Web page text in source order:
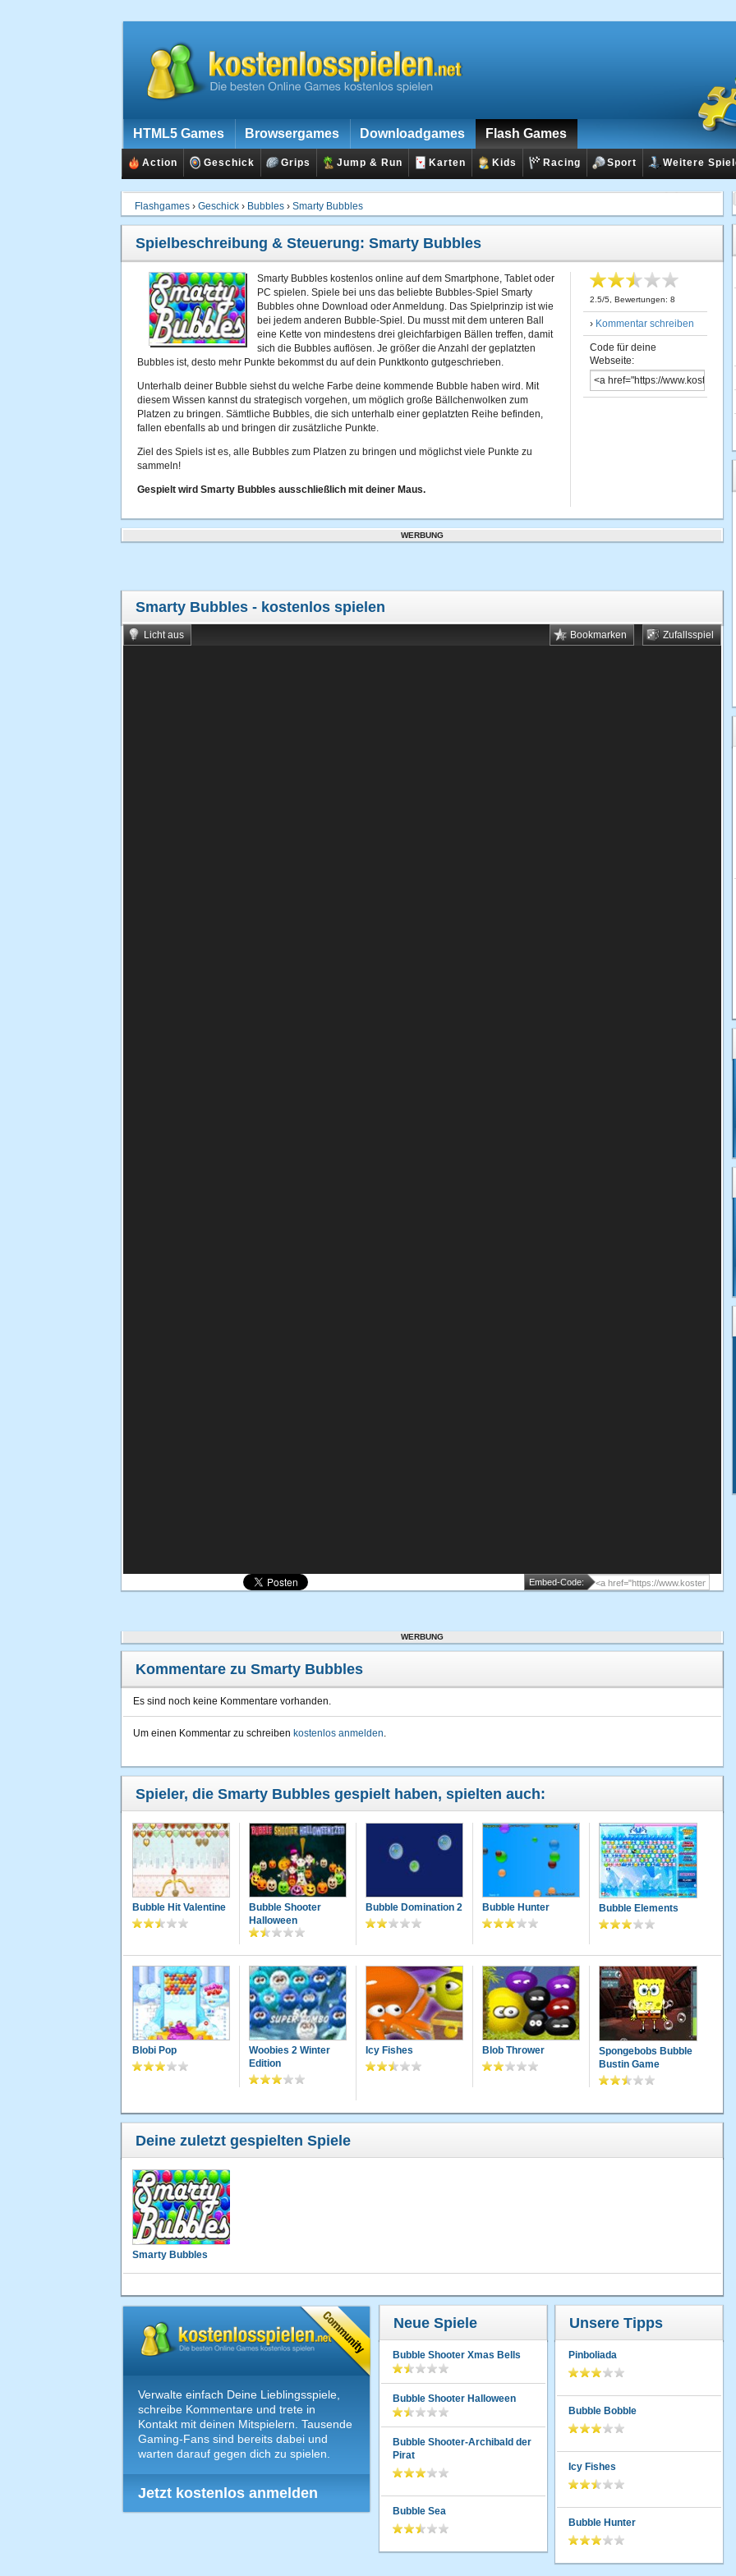
HTML5 Games Browsergames Downloadgames Flash Games
Action Geschick Grips Jump & Run Karten Kids Racing Sport Weitere
Flashgames › Geschick › Bubbles › Smarty Bubbles
Spielbeschreibung & Steuerung: Smarty Bubbles
Smarty Bubbles kostenlos online auf dem Smartphone, Tablet oder
PC spielen. Spiele bei uns das beliebte Bubbles-Spiel Smarty
Bubbles ohne Download oder Anmeldung. Das Spielprinzip ist wie
bei jedem anderen Bubble-Spiel. Du musst mit dem unteren Ball
eine Kette von mindestens drei gleichfarbigen Bällen treffen, damit
sich die Bubbles auflösen. Je größer die Anzahl der geplatzten
Bubbles ist, desto mehr Punkte bekommst du auf dein Punktkonto gutgeschrieben.
Unterhalb deiner Bubble siehst du welche Farbe deine kommende Bubble haben wird. Mit
diesem Wissen kannst du strategisch vorgehen, um möglich große Bällchenwolken zum
Platzen zu bringen. Sämtliche Bubbles, die sich unterhalb einer geplatzten Reihe befinden,
fallen ebenfalls ab und bringen dir zusätzliche Punkte.
Ziel des Spiels ist es, alle Bubbles zum Platzen zu bringen und möglichst viele Punkte zu
sammeln!
Gespielt wird Smarty Bubbles ausschließlich mit deiner Maus.
2.5/5 , Bewertungen: 8
› Kommentar schreiben
Code für deine
Webseite:
WERBUNG
Smarty Bubbles - kostenlos spielen
Licht aus Zufallsspiel
Bookmarken
Embed-Code:
WERBUNG
Kommentare zu Smarty Bubbles
Es sind noch keine Kommentare vorhanden.
Um einen Kommentar zu schreiben kostenlos anmelden.
Spieler, die Smarty Bubbles gespielt haben, spielten auch:
Bubble Hit Valentine
Bubble Shooter
Halloween
Bubble Domination 2 Bubble Hunter Bubble Elements
Blobi Pop
Woobies 2 Winter
Edition
Icy Fishes Blob Thrower
Spongebobs Bubble
Bustin Game
Deine zuletzt gespielten Spiele
Smarty Bubbles
Verwalte einfach Deine Lieblingsspiele,
schreibe Kommentare und trete in
Kontakt mit deinen Mitspielern. Tausende
Gaming-Fans sind bereits dabei und
warten darauf gegen dich zu spielen.
Jetzt kostenlos anmelden
Neue Spiele
Bubble Shooter Xmas Bells
Bubble Shooter Halloween
Bubble Shooter-Archibald der
Pirat
Bubble Sea
Unsere Tipps
Pinboliada
Bubble Bobble
Icy Fishes
Bubble Hunter